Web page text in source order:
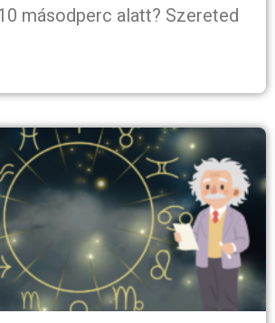
másodperc alatt? Szereted